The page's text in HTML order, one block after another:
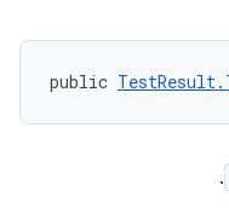
public
.